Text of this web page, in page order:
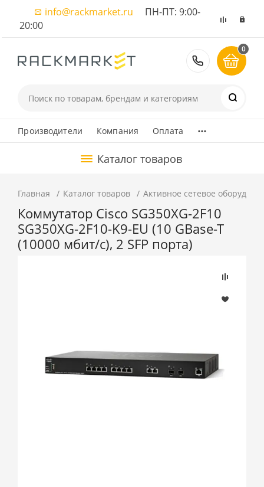
info@rackmarket.ru ПН-ПТ: 9:00-
20:00
8 (495)
0
Производители Компания Оплата ...
Каталог товаров
Главная Каталог товаров Активное сетевое
Коммутатор Cisco SG350XG-2F10
SG350XG-2F10-K9-EU (10 GBase-T
(10000 мбит/с), 2 SFP порта)